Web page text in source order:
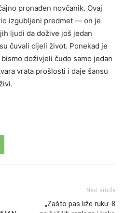
pronađen novčanik. Ovaj
izgubljeni predmet — on je
ljudi da dožive još jedan
čuvali cijeli život. Ponekad je
doživjeli čudo samo jedan
vrata prošlosti i daje šansu
Next article
„Zašto pas liže ruku: 8